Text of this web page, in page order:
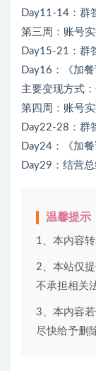
Day11-14：群
第三周：账号
Day15-21：群
Day16：《加
主要变现方式
第四周：账号
Day22-28：群
Day24：《加
Day29：结营
温馨提示
1、本内容
2、本站仅
不承担相关
3、本内容
尽快给予删